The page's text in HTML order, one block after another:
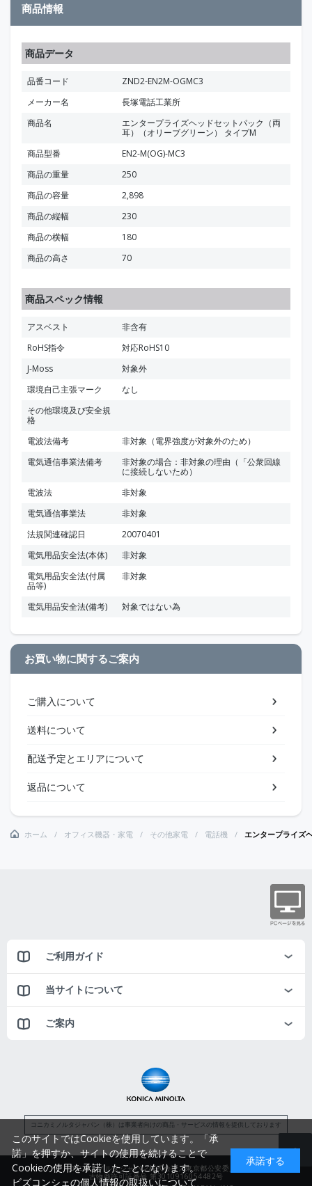
商品情報
商品データ
品番コード
ZND2-EN2M-OGMC3
メーカー名
長塚電話工業所
商品名
エンタープライズヘッドセットパック（両
耳）（オリーブグリーン） タイプM
商品型番
EN2-M(OG)-MC3
商品の重量
250
商品の容量
2,898
商品の縦幅
230
商品の横幅
180
商品の高さ
70
商品スペック情報
アスベスト
非含有
RoHS指令
対応RoHS10
J-Moss
対象外
環境自己主張マーク
なし
その他環境及び安全規
格
電波法備考
非対象（電界強度が対象外のため）
電気通信事業法備考
非対象の場合：非対象の理由（「公衆回線
に接続しないため）
電波法
非対象
電気通信事業法
非対象
法規関連確認日
20070401
電気用品安全法(本体)
非対象
電気用品安全法(付属
品等)
非対象
電気用品安全法(備考) 対象ではない為
お買い物に関するご案内
ご購入について
送料について
配送予定とエリアについて
返品について
ホーム オフィス機器・家電 その他家電 電話機 エンタープライズ
ご利用ガイド
当サイトについて
ご案内
コニカミノルタジャパン（株）は事業者向けの商品・サービスの情報を提供しております
コニカミノルタジャパン株式会社／東京都公安委員会
古物商許可証番号 第3010916054482号
このサイトではCookieを使用しています。「承
諾」を押すか、サイトの使用を続けることで
Cookieの使用を承諾したことになります。
ビズコンシェの個人情報の取扱いについて
承諾する